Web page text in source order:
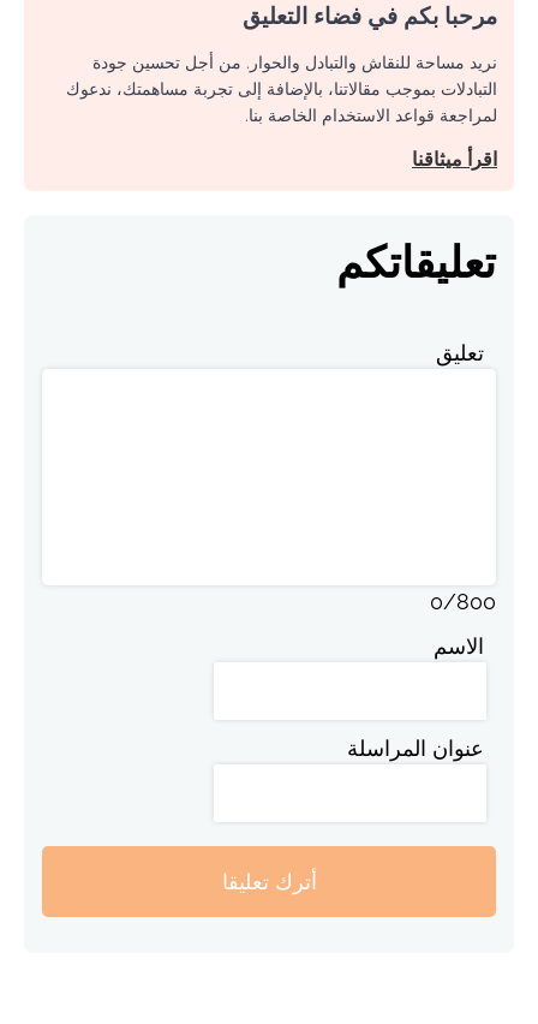
مرحبا بكم في فضاء التعليق
نريد مساحة للنقاش والتبادل والحوار. من أجل تحسين جودة
التبادلات بموجب مقالاتنا، بالإضافة إلى تجربة مساهمتك، ندعوك
لمراجعة قواعد الاستخدام الخاصة بنا.
اقرأ ميثاقنا
تعليقاتكم
تعليق
0/800
الاسم
عنوان المراسلة
أترك تعليقا